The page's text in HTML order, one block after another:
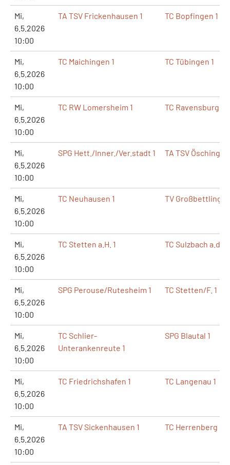
Mi,
6.5.2026
10:00
TA TSV Frickenhausen 1 TC Bopfingen 1
Mi,
6.5.2026
10:00
TC Maichingen 1 TC Tübingen 1
Mi,
6.5.2026
10:00
TC RW Lomersheim 1 TC Ravensburg 1
Mi,
6.5.2026
10:00
SPG Hett./Inner./Ver.stadt 1 TA TSV Öschingen
Mi,
6.5.2026
10:00
TC Neuhausen 1 TV
Mi,
6.5.2026
10:00
TC Stetten a.H. 1 TC Sulzbach
Mi,
6.5.2026
10:00
SPG Perouse/Rutesheim 1 TC Stetten/F. 1
Mi,
6.5.2026
10:00
TC Schlier-
Unterankenreute 1
SPG Blautal 1
Mi,
6.5.2026
10:00
TC Friedrichshafen 1 TC Langenau 1
Mi,
6.5.2026
10:00
TA TSV Sickenhausen 1 TC Herrenberg 1